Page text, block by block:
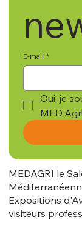
MEDAGRI le
Expositions
visiteurs
E-mail *
Oui, je